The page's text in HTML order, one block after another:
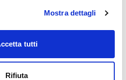
Mostra dettagli
tutti
Rifiuta